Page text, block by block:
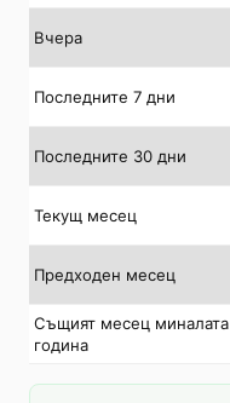
Вчера
Последните 7 дни
Последните 30 дни
Текущ месец
Предходен месец
Същият месец миналата
година